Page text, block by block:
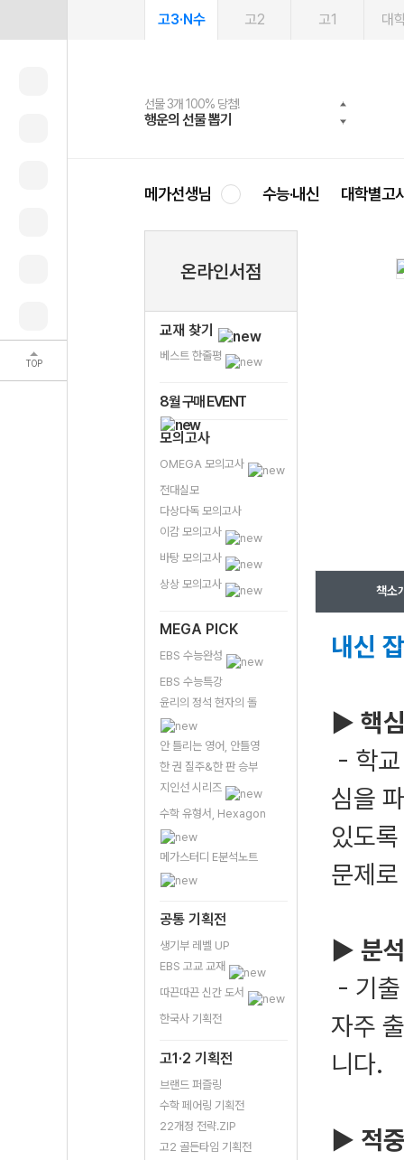
TOP
고3·N수 고2 고1 대
선물 3개 100% 당첨!
행운의 선물 뽑기
선물 100% 증정!
메가스터디 X 올리브
여름방학 스터디 캐시백
메가런 썸머스쿨
2027 러셀 단과
강사 공개선발
스마트러닝앱
설문 EVENT
메가패스
3일 무료 체험권
메가패스 수강생 무료혜택!
메가클럽 멤버십
사회공헌 캠페인
희망이룸 메가나눔
메가선생님 수능·내신 대학별고
온라인서점
교재 찾기
베스트 한줄평
8월 구매 EVENT
모의고사
OMEGA 모의고사
전대실모
다상다독 모의고사
이감 모의고사
바탕 모의고사
상상 모의고사
MEGA PICK
EBS 수능완성
EBS 수능특강
윤리의 정석 현자의 돌
안 틀리는 영어, 안틀영
한 권 질주&한 판 승부
지인선 시리즈
수학 유형서, Hexagon
메가스터디 E분석노트
공통 기획전
생기부 레벨 UP
EBS 고교 교재
따끈따끈 신간 도서
한국사 기획전
고1·2 기획전
브랜드 퍼즐링
수학 페어링 기획전
22개정 전략.ZIP
고2 골든타임 기획전
책소
내신
▶ 핵
- 학
심을
있도
문제
▶ 분
- 기
자주
니다.
▶ 적